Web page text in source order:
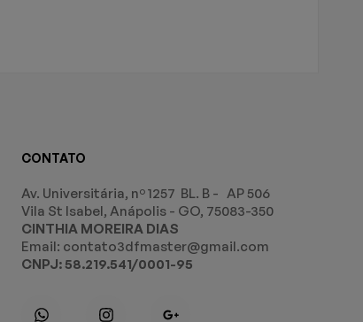
CONTATO
Av. Universitária, nº 1257 BL. B - AP 506
Vila St Isabel, Anápolis - GO, 75083-350
CINTHIA MOREIRA DIAS
Email: contato3dfmaster@gmail.com
CNPJ: 58.219.541/0001-95